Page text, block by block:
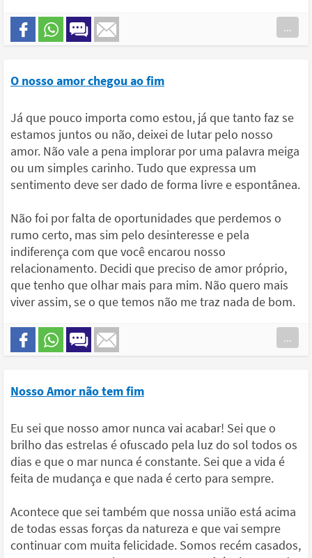
...
O nosso amor chegou ao fim
Já que pouco importa como estou, já que tanto faz se
estamos juntos ou não, deixei de lutar pelo nosso
amor. Não vale a pena implorar por uma palavra meiga
ou um simples carinho. Tudo que expressa um
sentimento deve ser dado de forma livre e espontânea.
Não foi por falta de oportunidades que perdemos o
rumo certo, mas sim pelo desinteresse e pela
indiferença com que você encarou nosso
relacionamento. Decidi que preciso de amor próprio,
que tenho que olhar mais para mim. Não quero mais
viver assim, se o que temos não me traz nada de bom.
...
Nosso Amor não tem fim
Eu sei que nosso amor nunca vai acabar! Sei que o
brilho das estrelas é ofuscado pela luz do sol todos os
dias e que o mar nunca é constante. Sei que a vida é
feita de mudança e que nada é certo para sempre.
Acontece que sei também que nossa união está acima
de todas essas forças da natureza e que vai sempre
continuar com muita felicidade. Somos recém casados,